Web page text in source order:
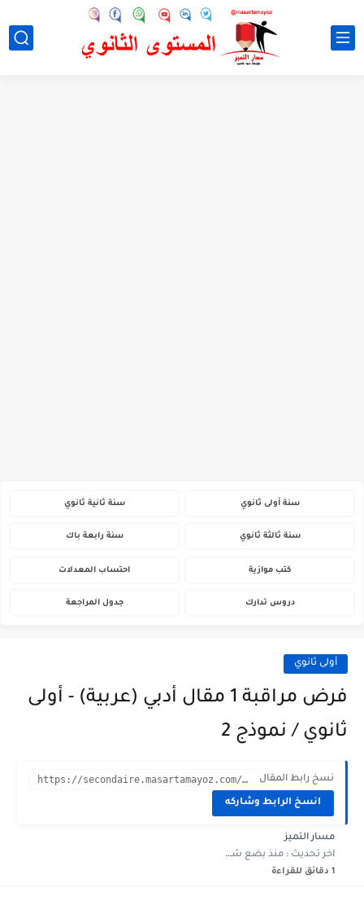
سنة أولى ثانوي سنة ثانية ثانوي
سنة ثالثة ثانوي سنة رابعة باك
كتب موازية احتساب المعدلات
دروس تدارك جدول المراجعة
أولى ثانوي
فرض مراقبة 1 مقال أدبي (عربية) - أولى
ثانوي / نموذج 2
نسخ رابط المقال https://secondaire.masartamayoz.com/2022/11/devoir-controle-1-maqal-adabi-1ere-annee-2.html?m=1
انسخ الرابط وشاركه
مسار التميز
اخر تحديث :منذ بضع شهور
1 دقائق للقراءة